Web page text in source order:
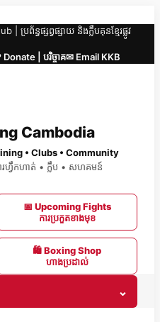
ព័ន្ធផ្សព្វផ្សាយ និងក្លឹបគុនខ្មែរផ្លូវ
| បរិច្ចាគ✉ Email KKB
Cambodia
• Clubs • Community
រហ្វឹកហាត់ • ក្លឹប • សហគមន៍
📅 Upcoming Fights
ការប្រកួតខាងមុខ
🛍 Boxing Shop
ហាងប្រដាល់
⌄